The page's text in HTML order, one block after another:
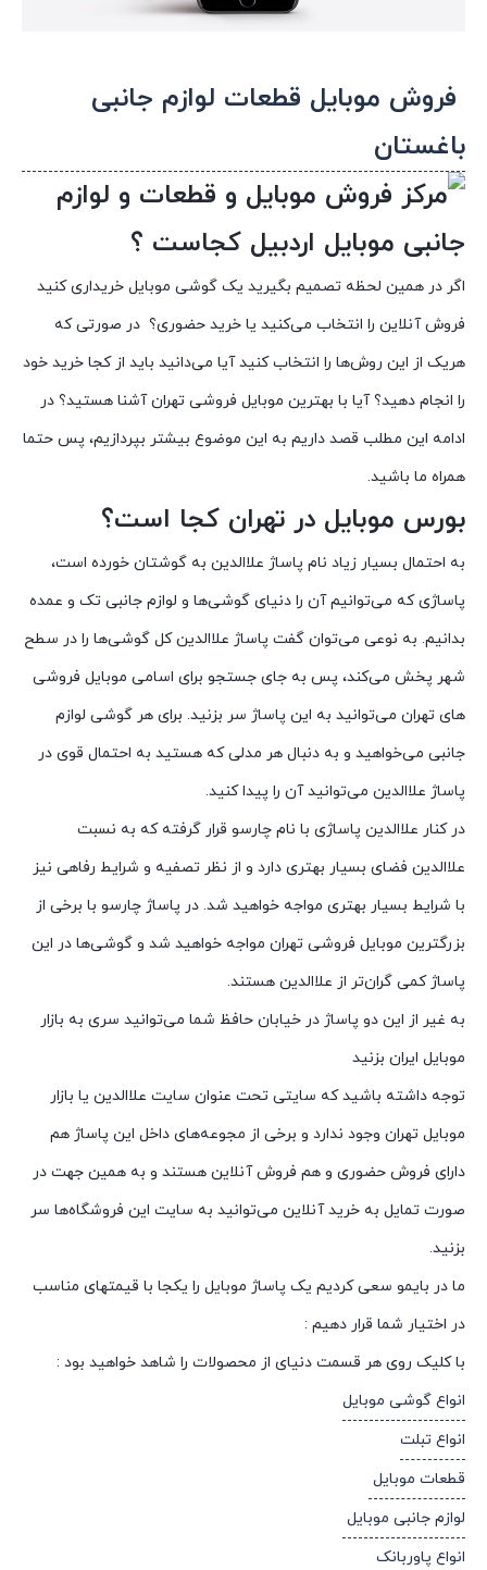
فروش موبایل قطعات لوازم جانبی
باغستان
اگر در همین لحظه تصمیم بگیرید یک گوشی موبایل خریداری کنید
فروش آنلاین را انتخاب می‌کنید یا خرید حضوری؟ در صورتی که
هریک از این روش‌ها را انتخاب کنید آیا می‌دانید باید از کجا خرید خود
را انجام دهید؟ آیا با بهترین موبایل فروشی تهران آشنا هستید؟ در
ادامه این مطلب قصد داریم به این موضوع بیشتر بپردازیم، پس حتما
همراه ما باشید.
بورس موبایل در تهران کجا است؟
به احتمال بسیار زیاد نام پاساژ علاالدین به گوشتان خورده است،
پاساژی که می‌توانیم آن را دنیای گوشی‌ها و لوازم جانبی تک و عمده
بدانیم. به نوعی می‌توان گفت پاساژ علاالدین کل گوشی‌ها را در سطح
شهر پخش می‌کند، پس به جای جستجو برای اسامی موبایل فروشی
های تهران می‌توانید به این پاساژ سر بزنید. برای هر گوشی لوازم
جانبی می‌خواهید و به دنبال هر مدلی که هستید به احتمال قوی در
پاساژ علاالدین می‌توانید آن را پیدا کنید.
در کنار علاالدین پاساژی با نام چارسو قرار گرفته که به نسبت
علاالدین فضای بسیار بهتری دارد و از نظر تصفیه و شرایط رفاهی نیز
با شرایط بسیار بهتری مواجه خواهید شد. در پاساژ چارسو با برخی از
بزرگترین موبایل فروشی تهران مواجه خواهید شد و گوشی‌ها در این
پاساژ کمی گران‌تر از علاالدین هستند.
به غیر از این دو پاساژ در خیابان حافظ شما می‌توانید سری به بازار
موبایل ایران بزنید
توجه داشته باشید که سایتی تحت عنوان سایت علاالدین یا بازار
موبایل تهران وجود ندارد و برخی از مجوعه‌های داخل این پاساژ هم
دارای فروش حضوری و هم فروش آنلاین هستند و به همین جهت در
صورت تمایل به خرید آنلاین می‌توانید به سایت این فروشگاه‌ها سر
بزنید.
ما در بایمو سعی کردیم یک پاساژ موبایل را یکجا با قیمتهای مناسب
در اختیار شما قرار دهیم :
با کلیک روی هر قسمت دنیای از محصولات را شاهد خواهید بود :
انواع گوشی موبایل
انواع تبلت
قطعات موبایل
لوازم جانبی موبایل
انواع پاوربانک